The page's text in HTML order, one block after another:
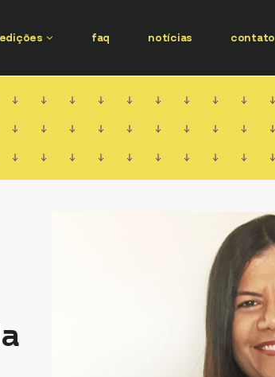
edições faq notícias contato